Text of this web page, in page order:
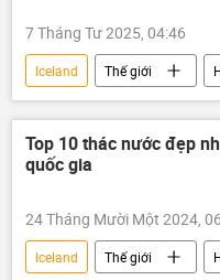
7 Tháng Tư 2025, 04:46
Iceland Thế giới
Đức
Canada
Top 10 thác nước đẹp
quốc gia
24 Tháng Mười Một 2024,
Iceland Thế giới